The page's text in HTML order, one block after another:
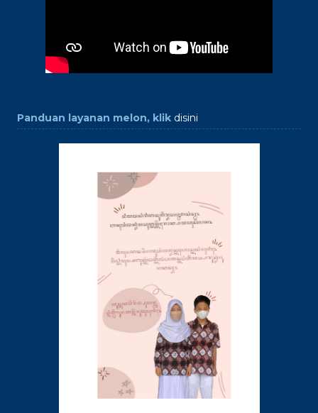
Panduan layanan melon, klik disini